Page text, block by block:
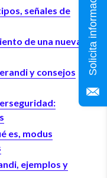
señales de
de una nueva
y consejos
es, modus
ejemplos y
Solicita información